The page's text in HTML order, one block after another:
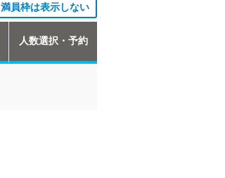
満員枠は表示しない
人数選択・予約